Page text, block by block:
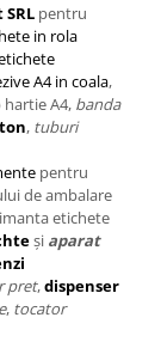
pentru
in rola
A4 in coala,
A4, banda
, tuburi
pentru
de ambalare
etichete
și aparat
pret,dispenser
, tocator